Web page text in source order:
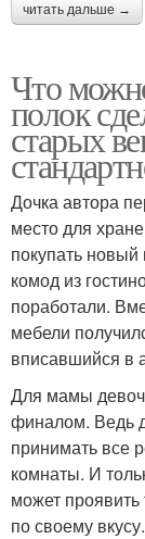
читать дальше →
Что
полок
старых
Дочка автора
место для
покупать
комод из
поработали.
мебели
вписавшийся в
Для мамы
финалом. Ведь
принимать все
комнаты. И
может
по своему вкусу.